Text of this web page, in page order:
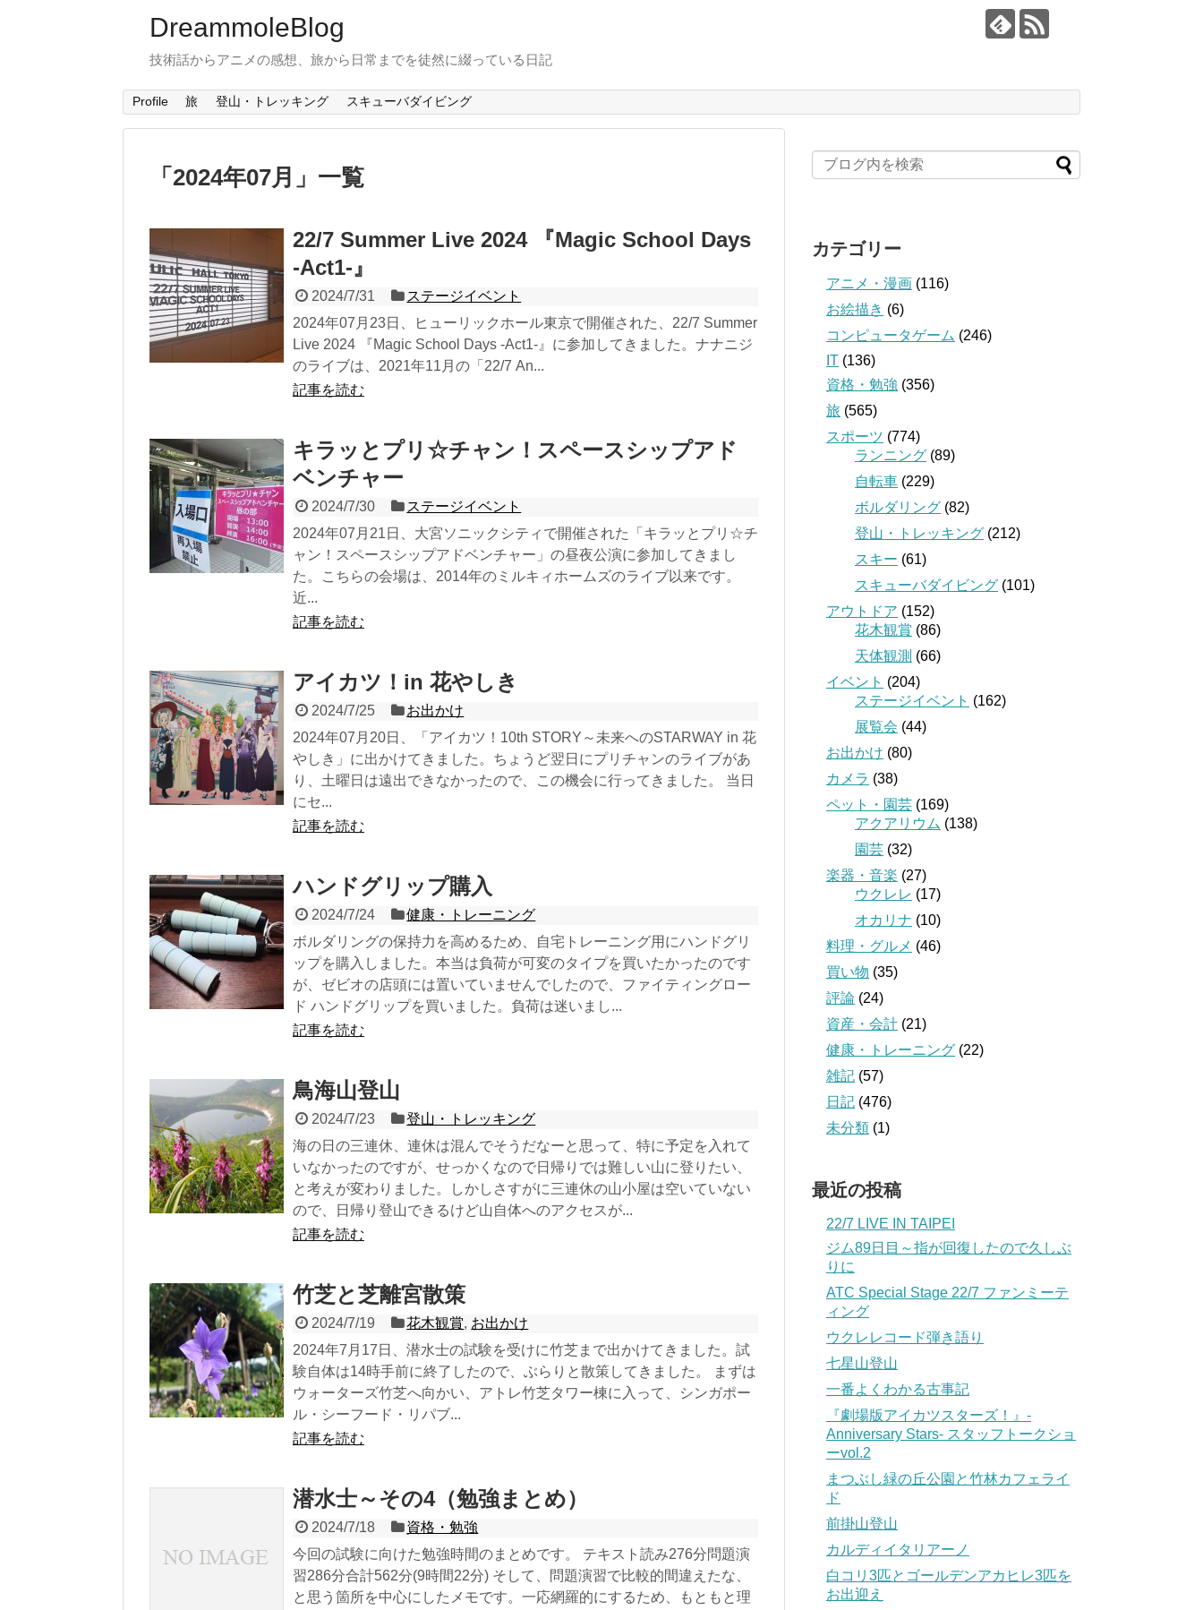
DreammoleBlog
技術話からアニメの感想、旅から日常までを徒然に綴っている日記
Profile 旅 登山・トレッキング スキューバダイビング
「 2024年07月 」 一覧
22/7 Summer Live 2024 『Magic School Days
-Act1-』
2024/7/31
ステージイベント
2024年07月23日、ヒューリックホール東京で開催された、22/7 Summer
Live 2024 『Magic School Days -Act1-』に参加してきました。ナナニジ
のライブは、2021年11月の「22/7 An...
記事を読む
キラッとプリ☆チャン！スペースシップアド
ベンチャー
2024/7/30
ステージイベント
2024年07月21日、大宮ソニックシティで開催された「キラッとプリ☆チ
ャン！スペースシップアドベンチャー」の昼夜公演に参加してきまし
た。こちらの会場は、2014年のミルキィホームズのライブ以来です。
近...
記事を読む
アイカツ！in 花やしき
2024/7/25
お出かけ
2024年07月20日、「アイカツ！10th STORY～未来へのSTARWAY in 花
やしき」に出かけてきました。ちょうど翌日にプリチャンのライブがあ
り、土曜日は遠出できなかったので、この機会に行ってきました。 当日
にセ...
記事を読む
ハンドグリップ購入
2024/7/24
健康・トレーニング
ボルダリングの保持力を高めるため、自宅トレーニング用にハンドグリ
ップを購入しました。本当は負荷が可変のタイプを買いたかったのです
が、ゼビオの店頭には置いていませんでしたので、ファイティングロー
ド ハンドグリップを買いました。負荷は迷いまし...
記事を読む
鳥海山登山
2024/7/23
登山・トレッキング
海の日の三連休、連休は混んでそうだなーと思って、特に予定を入れて
いなかったのですが、せっかくなので日帰りでは難しい山に登りたい、
と考えが変わりました。しかしさすがに三連休の山小屋は空いていない
ので、日帰り登山できるけど山自体へのアクセスが...
記事を読む
竹芝と芝離宮散策
2024/7/19 花木観賞, お出かけ
2024年7月17日、潜水士の試験を受けに竹芝まで出かけてきました。試
験自体は14時手前に終了したので、ぶらりと散策してきました。 まずは
ウォーターズ竹芝へ向かい、アトレ竹芝タワー棟に入って、シンガポー
ル・シーフード・リパブ...
記事を読む
潜水士～その4（勉強まとめ）
2024/7/18
資格・勉強
今回の試験に向けた勉強時間のまとめです。 テキスト読み276分問題演
習286分合計562分(9時間22分) そして、問題演習で比較的間違えたな、
と思う箇所を中心にしたメモです。一応網羅的にするため、もともと理
カテゴリー
アニメ・漫画 (116)
お絵描き (6)
コンピュータゲーム (246)
IT (136)
資格・勉強 (356)
旅 (565)
スポーツ (774)
ランニング (89)
自転車 (229)
ボルダリング (82)
登山・トレッキング (212)
スキー (61)
スキューバダイビング (101)
アウトドア (152)
花木観賞 (86)
天体観測 (66)
イベント (204)
ステージイベント (162)
展覧会 (44)
お出かけ (80)
カメラ (38)
ペット・園芸 (169)
アクアリウム (138)
園芸 (32)
楽器・音楽 (27)
ウクレレ (17)
オカリナ (10)
料理・グルメ (46)
買い物 (35)
評論 (24)
資産・会計 (21)
健康・トレーニング (22)
雑記 (57)
日記 (476)
未分類 (1)
最近の投稿
22/7 LIVE IN TAIPEI
ジム89日目～指が回復したので久しぶ
りに
ATC Special Stage 22/7 ファンミーテ
ィング
ウクレレコード弾き語り
七星山登山
一番よくわかる古事記
『劇場版アイカツスターズ！』-
Anniversary Stars- スタッフトークショ
ーvol.2
まつぶし緑の丘公園と竹林カフェライ
ド
前掛山登山
カルディイタリアーノ
白コリ3匹とゴールデンアカヒレ3匹を
お出迎え